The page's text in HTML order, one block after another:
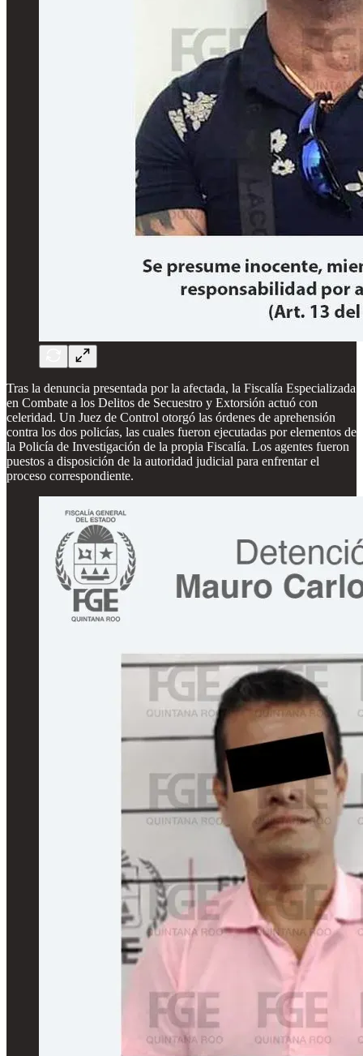
Tras la denuncia presentada por la afectada, la Fiscalía Especializada
en Combate a los Delitos de Secuestro y Extorsión actuó con
celeridad. Un Juez de Control otorgó las órdenes de aprehensión
contra los dos policías, las cuales fueron ejecutadas por elementos de
la Policía de Investigación de la propia Fiscalía. Los agentes fueron
puestos a disposición de la autoridad judicial para enfrentar el
proceso correspondiente.